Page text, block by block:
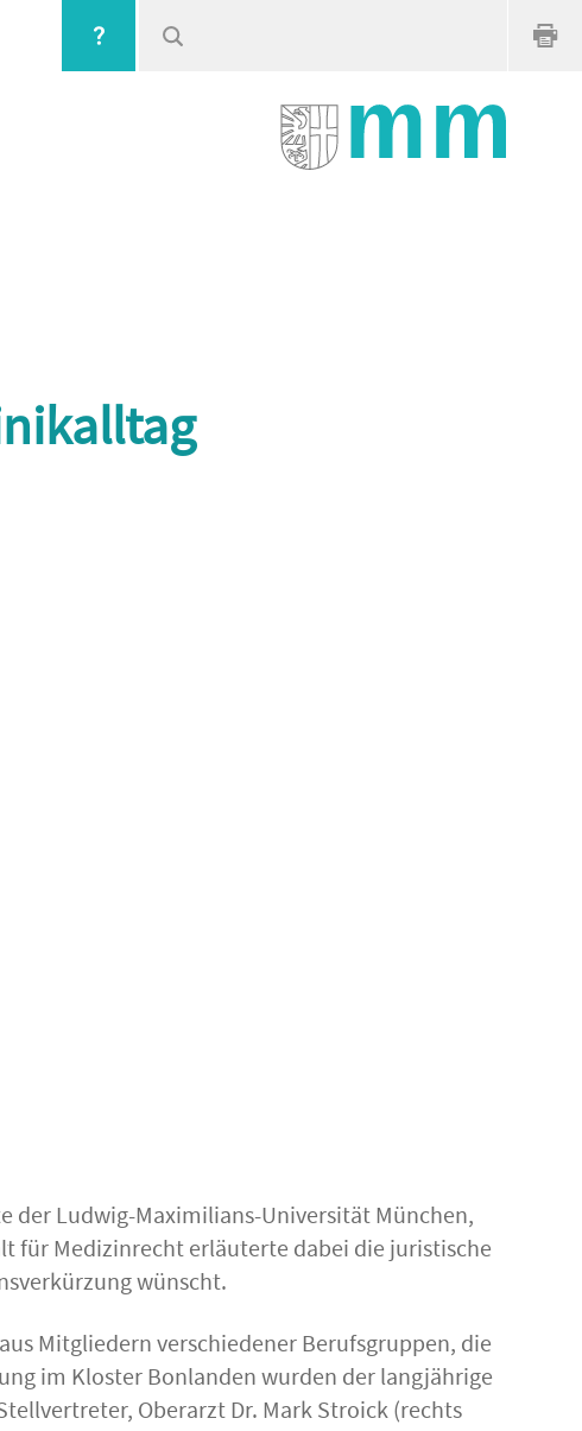
der Ludwig-Maximilians-Universität München,
für Medizinrecht erläuterte dabei die juristische
wünscht.
Mitgliedern verschiedener Berufsgruppen, die
im Kloster Bonlanden wurden der langjährige
Oberarzt Dr. Mark Stroick (rechts